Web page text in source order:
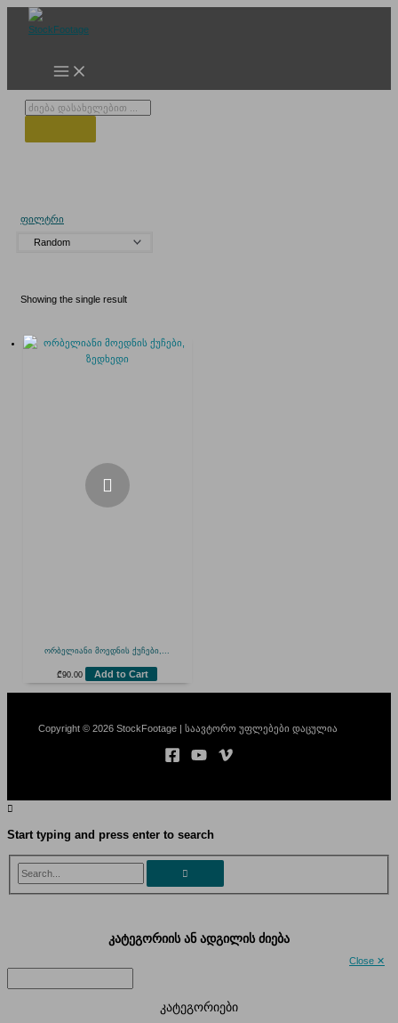
Products
ფილტრი
Showing the single result
ორბელიანი მოედნის ქუჩები,...
₾90.00 Add to Cart
Copyright © 2026 StockFootage | საავტორო უფლებები დაცულია
Start typing and press enter to search
Search...
Close ✕
კატეგორიის ან ადგილის ძიება
კატეგორიები